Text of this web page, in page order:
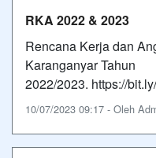
RKA 2022 & 2023
Rencana Kerja dan
Karanganyar Tahun
2022/2023. https://
10/07/2023 09:17 - Oleh